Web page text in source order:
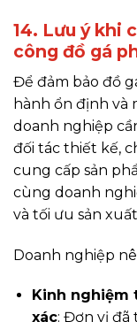
14. Lưu ý khi
công đồ gá
Để đảm bảo đồ
hành ổn định và
doanh nghiệp
đối tác thiết kế,
cung cấp sản
cùng doanh
và tối ưu sản
Doanh nghiệp
Kinh nghiệm
xác: Đơn vị đã